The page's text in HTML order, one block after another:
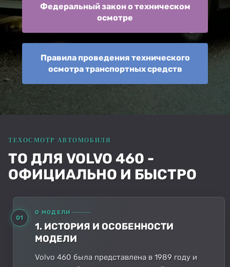
Федеральный закон о техническом
осмотре
Правила проведения технического
осмотра транспортных средств
ТО ДЛЯ VOLVO 460 -
ОФИЦИАЛЬНО И БЫСТРО
01
О МОДЕЛИ
1. ИСТОРИЯ И ОСОБЕННОСТИ
МОДЕЛИ
Volvo 460 была представлена в 1989 году и